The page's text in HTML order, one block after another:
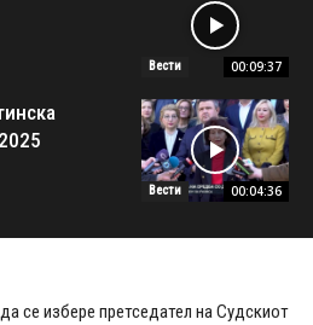
Вести 00:09:37
Вести 00:04:36
се избере претседател на Судскиот